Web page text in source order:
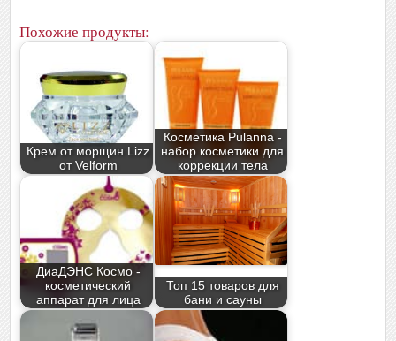
Похожие продукты:
Крем от морщин Lizz
от Velform
Косметика Pulanna -
набор косметики для
коррекции тела
ДиаДЭНС Космо -
косметический
аппарат для лица
Топ 15 товаров для
бани и сауны